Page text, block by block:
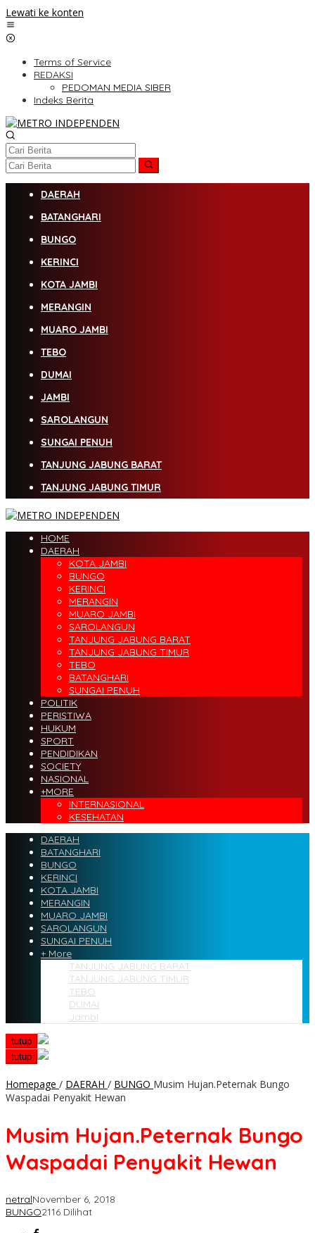
Lewati ke konten
Terms of Service
REDAKSI
PEDOMAN MEDIA SIBER
Indeks Berita
DAERAH
BATANGHARI
BUNGO
KERINCI
KOTA JAMBI
MERANGIN
MUARO JAMBI
TEBO
DUMAI
JAMBI
SAROLANGUN
SUNGAI PENUH
TANJUNG JABUNG BARAT
TANJUNG JABUNG TIMUR
HOME
DAERAH
KOTA JAMBI
BUNGO
KERINCI
MERANGIN
MUARO JAMBI
SAROLANGUN
TANJUNG JABUNG BARAT
TANJUNG JABUNG TIMUR
TEBO
BATANGHARI
SUNGAI PENUH
POLITIK
PERISTIWA
HUKUM
SPORT
PENDIDIKAN
SOCIETY
NASIONAL
+MORE
INTERNASIONAL
KESEHATAN
DAERAH
BATANGHARI
BUNGO
KERINCI
KOTA JAMBI
MERANGIN
MUARO JAMBI
SAROLANGUN
SUNGAI PENUH
+ More
TANJUNG JABUNG BARAT
TANJUNG JABUNG TIMUR
TEBO
DUMAI
Jambi
tutup
tutup
Homepage / DAERAH / BUNGO Musim Hujan.Peternak Bungo
Waspadai Penyakit Hewan
Musim Hujan.Peternak Bungo
Waspadai Penyakit Hewan
netralNovember 6, 2018
BUNGO2116 Dilihat